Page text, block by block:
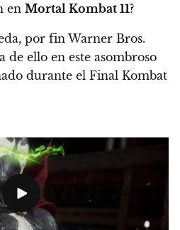
en Mortal Kombat 11?
por fin Warner Bros.
ello en este asombroso
durante el Final Kombat